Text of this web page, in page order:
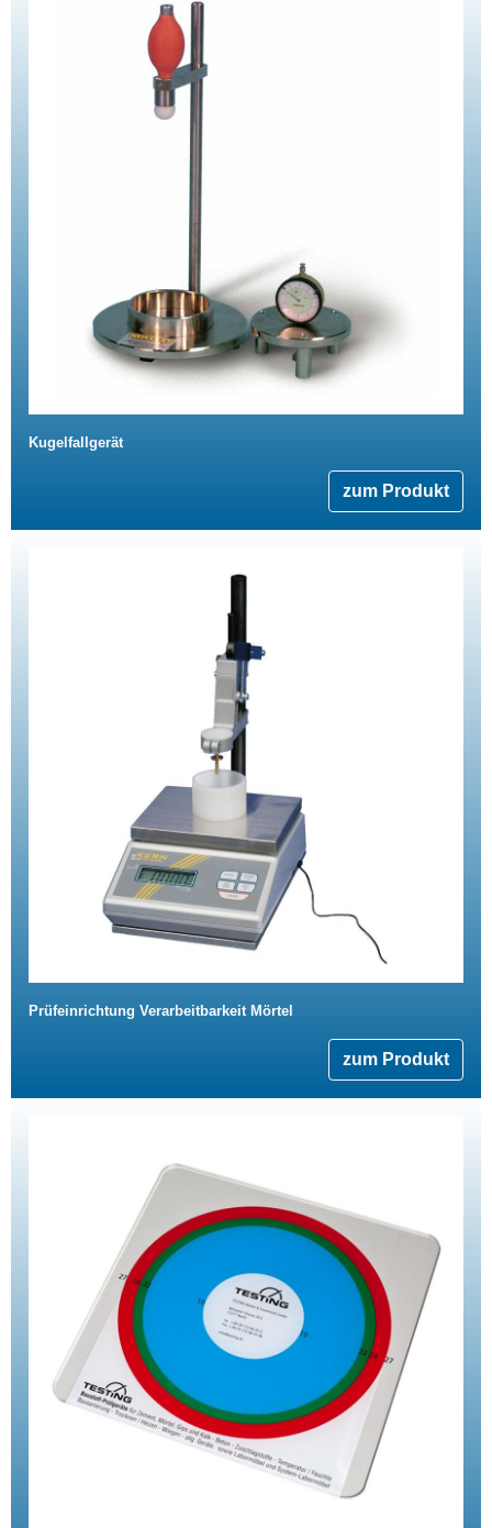
Kugelfallgerät
zum Produkt
Prüfeinrichtung Verarbeitbarkeit Mörtel
zum Produkt